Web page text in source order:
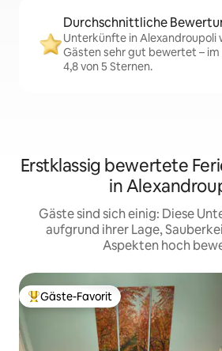
Durchschnittliche
Unterkünfte in Alexandroupoli
Gästen sehr gut bewertet –
4,8 von 5 Sternen.
Erstklassig bewertete
in
Gäste sind sich einig: Diese
aufgrund ihrer Lage,
Aspekten hoch
Beliebter Gäste-Favorit.
Gäste-Favorit